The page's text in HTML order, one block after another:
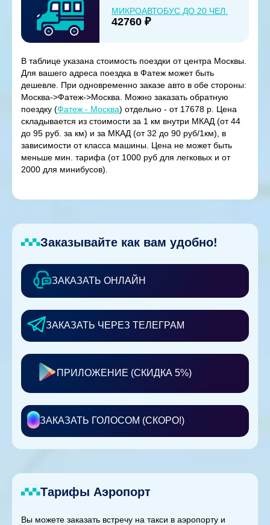
МИКРОАВТОБУС ДО 20 ЧЕЛ.
42760 ₽
В таблице указана стоимость поездки от центра Москвы.
Для вашего адреса поездка в Фатеж может быть
дешевле. При одновременно заказе авто в обе стороны:
Москва->Фатеж->Москва. Можно заказать обратную
поездку (Фатеж - Москва) отдельно - от 17678 р. Цена
складывается из стоимости за 1 км внутри МКАД (от 44
до 95 руб. за км) и за МКАД (от 32 до 90 руб/1км), в
зависимости от класса машины. Цена не может быть
меньше мин. тарифа (от 1000 руб для легковых и от
2000 для минибусов).
Заказывайте как вам удобно!
ЗАКАЗАТЬ ОНЛАЙН
ЗАКАЗАТЬ ЧЕРЕЗ ТЕЛЕГРАМ
ПРИЛОЖЕНИЕ (СКИДКА 5%)
ЗАКАЗАТЬ ГОЛОСОМ (СКОРО!)
Тарифы Аэропорт
Вы можете заказать встречу на такси в аэропорту и